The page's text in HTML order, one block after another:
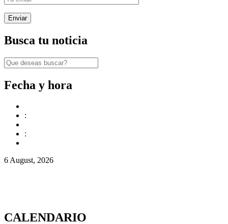
Busca tu noticia
Fecha y hora
:
:
6 August, 2026
CALENDARIO